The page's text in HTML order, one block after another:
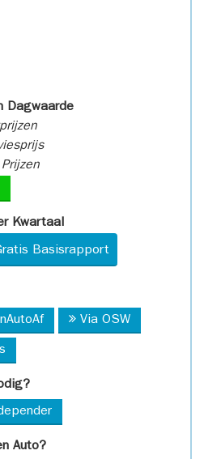
Dagwaarde
Kwartaal
Basisrapport
Via OSW
Auto?